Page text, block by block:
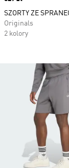
SZORTY ZE
Originals
2 kolory